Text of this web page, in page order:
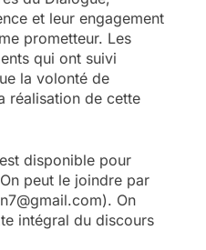
et leur engagement
prometteur. Les
qui ont suivi
la volonté de
réalisation de cette
disponible pour
peut le joindre par
On
intégral du discours